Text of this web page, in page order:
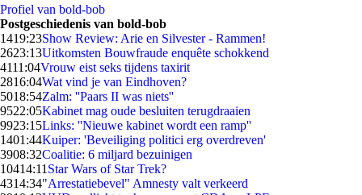
Profiel van bold-bob
Postgeschiedenis van bold-bob
1419:23Show Review: Arie en Silvester - Rammen!
2623:13Uitkomsten Bouwfraude enquête schokkend
4111:04Vrouw eist seks tijdens taxirit
2816:04Wat vind je van Eindhoven?
5018:54Zalm: ''Paars II was niets''
9522:05Kabinet mag oude besluiten terugdraaien
9923:15Links: ''Nieuwe kabinet wordt een ramp''
1401:44Kuiper: 'Beveiliging politici erg overdreven'
3908:32Coalitie: 6 miljard bezuinigen
10414:11 Star Wars of Star Trek?
4314:34"Arrestatiebevel" Amnesty valt verkeerd